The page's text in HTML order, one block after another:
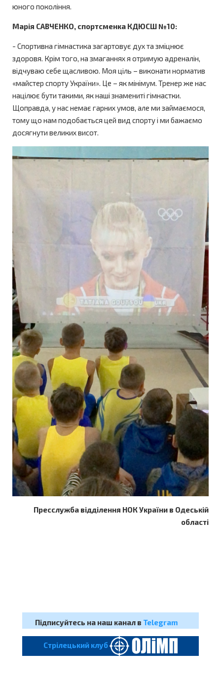
юного покоління.
Марія САВЧЕНКО, спортсменка КДЮСШ №10:
- Спортивна гімнастика загартовує дух та зміцнює
здоровя. Крім того, на змаганнях я отримую адреналін,
відчуваю себе щасливою. Моя ціль – виконати норматив
«майстер спорту України». Це – як мінімум. Тренер же нас
націлює бути такими, як наші знамениті гімнастки.
Щоправда, у нас немає гарних умов, але ми займаємося,
тому що нам подобається цей вид спорту і ми бажаємо
досягнути великих висот.
Пресслужба відділення НОК України в Одеській
області
Підписуйтесь на наш канал в Telegram
Cтрілецький клуб